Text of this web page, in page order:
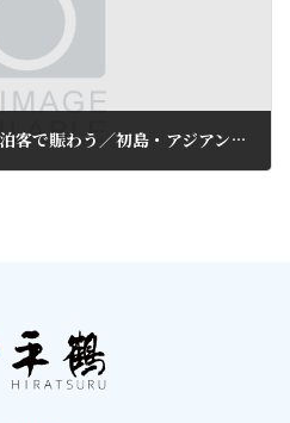
遅めの夏休み 首都圏の宿泊客で賑わう／初島・アジアンリゾート ヴィラ